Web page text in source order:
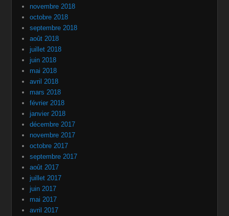
novembre 2018
octobre 2018
septembre 2018
août 2018
juillet 2018
juin 2018
mai 2018
avril 2018
mars 2018
février 2018
janvier 2018
décembre 2017
novembre 2017
octobre 2017
septembre 2017
août 2017
juillet 2017
juin 2017
mai 2017
avril 2017